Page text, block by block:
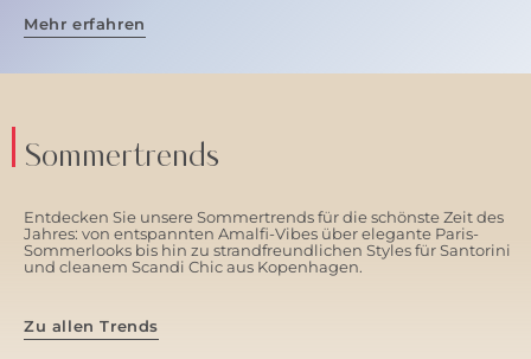
Mehr erfahren
Sommertrends
Entdecken Sie unsere Sommertrends für die schönste Zeit des
Jahres: von entspannten Amalfi-Vibes über elegante Paris-
Sommerlooks bis hin zu strandfreundlichen Styles für Santorini
und cleanem Scandi Chic aus Kopenhagen.
Zu allen Trends